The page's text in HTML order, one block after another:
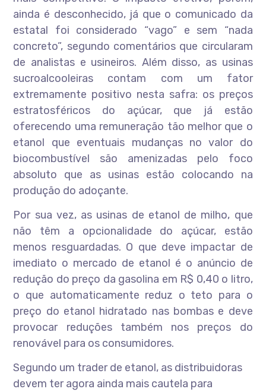
ainda é desconhecido, já que o comunicado da
estatal foi considerado “vago” e sem “nada
concreto”, segundo comentários que circularam
de analistas e usineiros. Além disso, as usinas
sucroalcooleiras contam com um fator
extremamente positivo nesta safra: os preços
estratosféricos do açúcar, que já estão
oferecendo uma remuneração tão melhor que o
etanol que eventuais mudanças no valor do
biocombustível são amenizadas pelo foco
absoluto que as usinas estão colocando na
produção do adoçante.
Por sua vez, as usinas de etanol de milho, que
não têm a opcionalidade do açúcar, estão
menos resguardadas. O que deve impactar de
imediato o mercado de etanol é o anúncio de
redução do preço da gasolina em R$ 0,40 o litro,
o que automaticamente reduz o teto para o
preço do etanol hidratado nas bombas e deve
provocar reduções também nos preços do
renovável para os consumidores.
Segundo um trader de etanol, as distribuidoras
devem ter agora ainda mais cautela para